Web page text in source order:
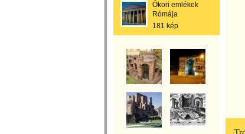
Ókori emlékek
Rómája
181 kép